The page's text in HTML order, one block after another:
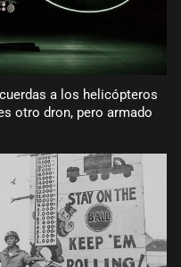
a los helicópteros
otro dron, pero armado